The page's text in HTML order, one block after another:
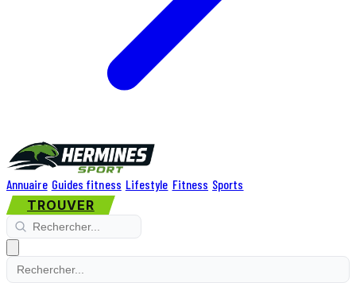
Annuaire Guides fitness Lifestyle Fitness Sports
TROUVER